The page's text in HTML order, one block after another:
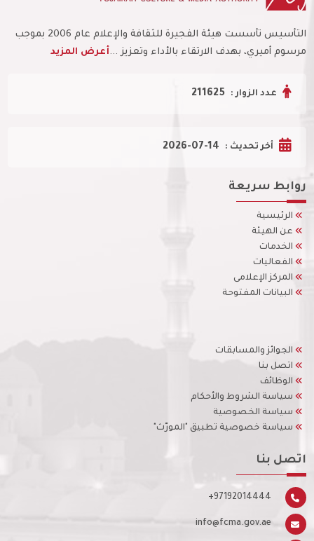
التأسيس تأسست هيئة الفجيرة للثقافة والإعلام عام 2006 بموجب
مرسوم أميري، بهدف الارتقاء بالأداء وتعزيز ...أعرض المزيد
عدد الزوار : 211625
أخر تحديث : 2026-07-14
روابط سريعة
الرئيسية
عن الهيئة
الخدمات
الفعاليات
المركز الإعلامى
البيانات المفتوحة
الجوائز والمسابقات
اتصل بنا
الوظائف
سياسة الشروط والأحكام
سياسة الخصوصية
سياسة خصوصية تطبيق "المورّث"
اتصل بنا
+97192014444
info@fcma.gov.ae